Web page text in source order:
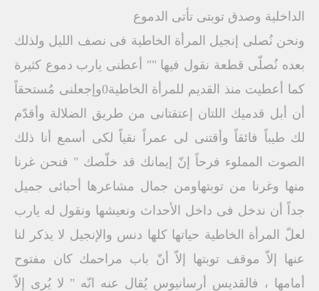
الداخلية وصدق توبتى تأتى الدموع
ونحن نُصلى إنجيل المرأة الخاطية فى نصف الليل ولذلك
بعده نُصلّى قطعة نقول فيها "" أعطنى يارب دموع كثيرة
كما أعطيت منذ القديم للمرأة الخاطية0وإجعلنى مُستحقاً
أن أبل قدميك اللتان إعتقتانى من طريق الضلالة وأقدّم
لك طيباً فائقاً وأقتنى لى عمراً نقياً لكى أسمع أنا ذلك
الصوت المملوء فرحاً إنّ إيمانك قد خلّصك " فنحن غرنا
منها وغرنا من توبتهاومن جمال مشاعرها أحبائى جميل
جداً أن ندخل فى داخل الأحداث ونعيشها ونقول له يارب
لعلّ المرأة الخاطية حياتها كلها دنس والإنجيل لا يذكر لنا
عنها إلاّ موقف توبتها إلاّ أنّ باب مراحمك كان مفتوح
أمامها ، فالقديس أرسانيوس يُقال عنه انّه " لا يُرى إلاّ